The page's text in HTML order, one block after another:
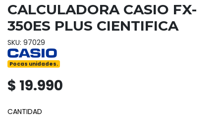
CALCULADORA CASIO FX-
350ES PLUS CIENTIFICA
SKU: 97029
Pocas unidades.
$ 19.990
CANTIDAD